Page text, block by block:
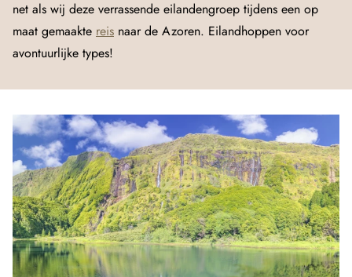
net als wij deze verrassende eilandengroep tijdens een op
maat gemaakte reis naar de Azoren. Eilandhoppen voor
avontuurlijke types!